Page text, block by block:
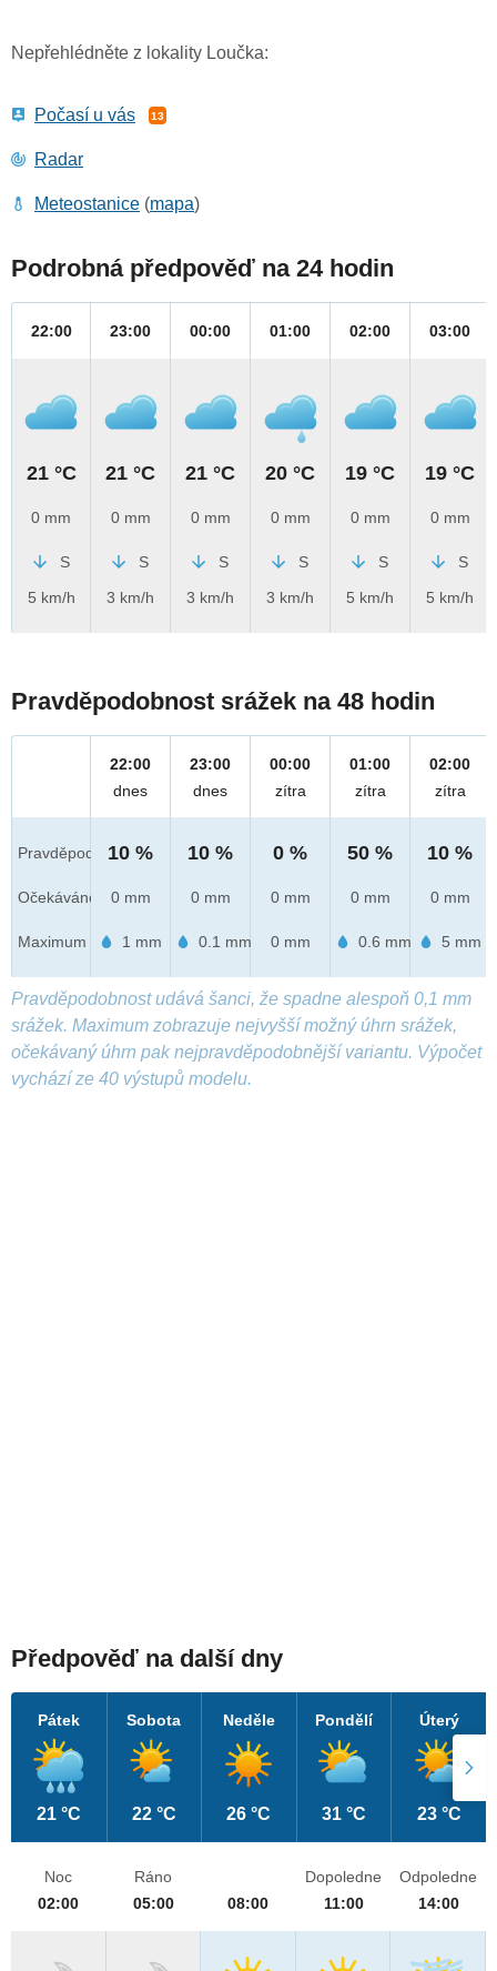
Nepřehlédněte z lokality Loučka:
Počasí u vás 13
Radar
Meteostanice (mapa)
Podrobná předpověď na 24 hodin
22:00
21 °C
0 mm
S
5 km/h
23:00
21 °C
0 mm
S
3 km/h
00:00
21 °C
0 mm
S
3 km/h
01:00
20 °C
0 mm
S
3 km/h
02:00
19 °C
0 mm
S
5 km/h
03:00
19 °C
0 mm
S
5 km/h
Pravděpodobnost srážek na 48 hodin
Pravděpod.
Očekáváno
Maximum
22:00
dnes
10 %
0 mm
1 mm
23:00
dnes
10 %
0 mm
0.1 mm
00:00
zítra
0 %
0 mm
0 mm
01:00
zítra
50 %
0 mm
0.6 mm
02:00
zítra
10 %
0 mm
5 mm
Pravděpodobnost udává šanci, že spadne alespoň 0,1 mm
srážek. Maximum zobrazuje nejvyšší možný úhrn srážek,
očekávaný úhrn pak nejpravděpodobnější variantu. Výpočet
vychází ze 40 výstupů modelu.
Předpověď na další dny
Pátek
21 °C
Sobota
22 °C
Neděle
26 °C
Pondělí
31 °C
Úterý
23 °C
Noc
02:00
Ráno
05:00
08:00
Dopoledne
11:00
Odpoledne
14:00